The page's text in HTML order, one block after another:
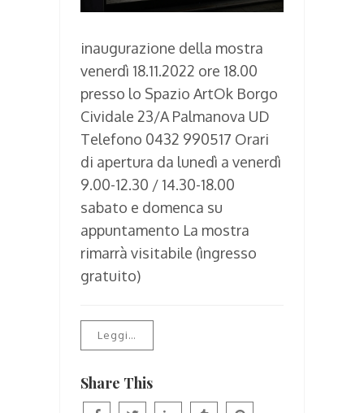
inaugurazione della mostra
venerdì 18.11.2022 ore 18.00
presso lo Spazio ArtOk Borgo
Cividale 23/A Palmanova UD
Telefono 0432 990517 Orari
di apertura da lunedì a venerdì
9.00-12.30 / 14.30-18.00
sabato e domenca su
appuntamento La mostra
rimarrà visitabile (ìngresso
gratuito)
Leggi…
Share This